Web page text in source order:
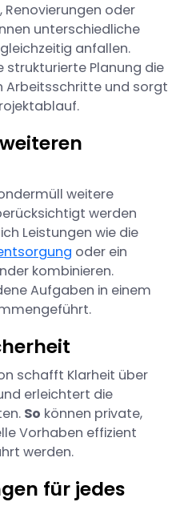
oder
unterschiedliche
anfallen.
strukturierte Planung die
Arbeitsschritte und sorgt
weitere
werden
Leistungen wie die
oder ein
kombinieren.
Aufgaben in einem
schafft Klarheit über
erleichtert die
So können private,
Vorhaben effizient
werden.
für jedes